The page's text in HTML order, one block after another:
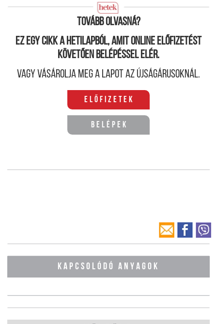
Tovább olvasná?
Ez egy cikk a hetilapból, amit online előfizetést
követően belépéssel elér.
Vagy vásárolja meg a lapot az újságárusoknál.
Előfizetek
Belépek
KAPCSOLÓDÓ ANYAGOK